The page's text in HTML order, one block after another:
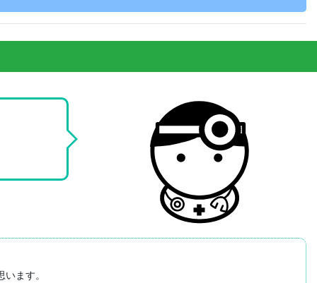
ます。